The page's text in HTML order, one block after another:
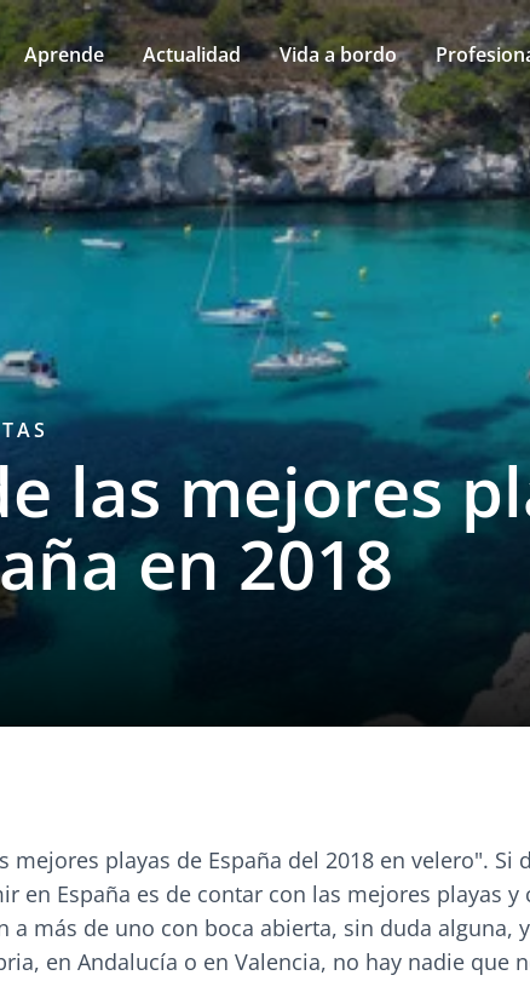
Aprende Actualidad Vida a bordo
las mejores
en 2018
mejores playas de España del 2018 en velero". Si
en España es de contar con las mejores playas y
a más de uno con boca abierta, sin duda alguna,
en Andalucía o en Valencia, no hay nadie que